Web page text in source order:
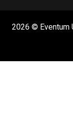
2026 © Eventum